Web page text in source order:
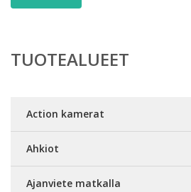
TUOTEALUEET
Action kamerat
Ahkiot
Ajanviete matkalla